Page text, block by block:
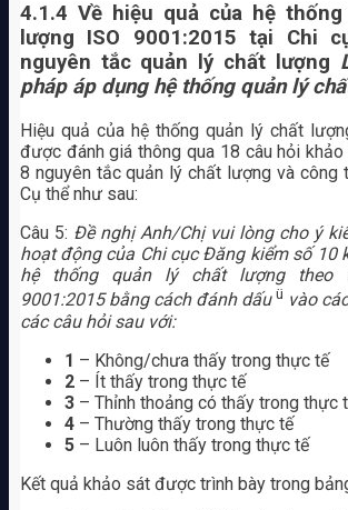
4.1.4 Về hiệu quả của hệ
lượng ISO 9001:2015 tại Chi
nguyên tắc quản lý chất lượng
pháp áp dụng hệ thống quản lý
Hiệu quả của hệ thống quản lý chất
được đánh giá thông qua 18 câu hỏi
8 nguyên tắc quản lý chất lượng và công
Cụ thể như sau:
Câu 5: Đề nghị Anh/Chị vui lòng cho ý
hoạt động của Chi cục Đăng kiểm số 10
hệ thống quản lý chất lượng theo
9001:2015 bằng cách đánh dấu ü vào
các câu hỏi sau với:
1 – Không/chưa thấy trong thực tế
2– Ít thấy trong thực tế
3– Thỉnh thoảng có thấy trong thực
4– Thường thấy trong thực tế
5– Luôn luôn thấy trong thực tế
Kết quả khảo sát được trình bày trong